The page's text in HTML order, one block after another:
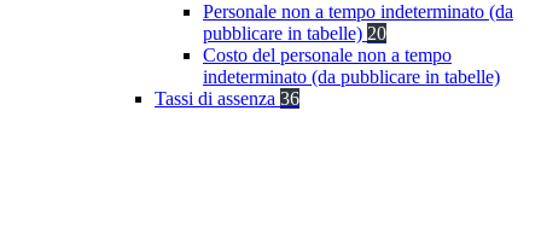
Personale non a tempo indeterminato (da
pubblicare in tabelle) 20
Costo del personale non a tempo
indeterminato (da pubblicare in tabelle)
Tassi di assenza 36